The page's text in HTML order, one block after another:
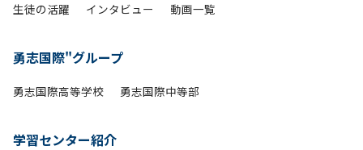
生徒の活躍
インタビュー 動画一覧
勇志国際"グループ
勇志国際高等学校 勇志国際中等部
学習センター紹介